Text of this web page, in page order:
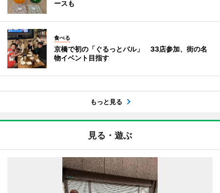
ースも
食べる
京橋で初の「ぐるっとバル」 33店参加、街の名
物イベント目指す
もっと見る
見る・遊ぶ